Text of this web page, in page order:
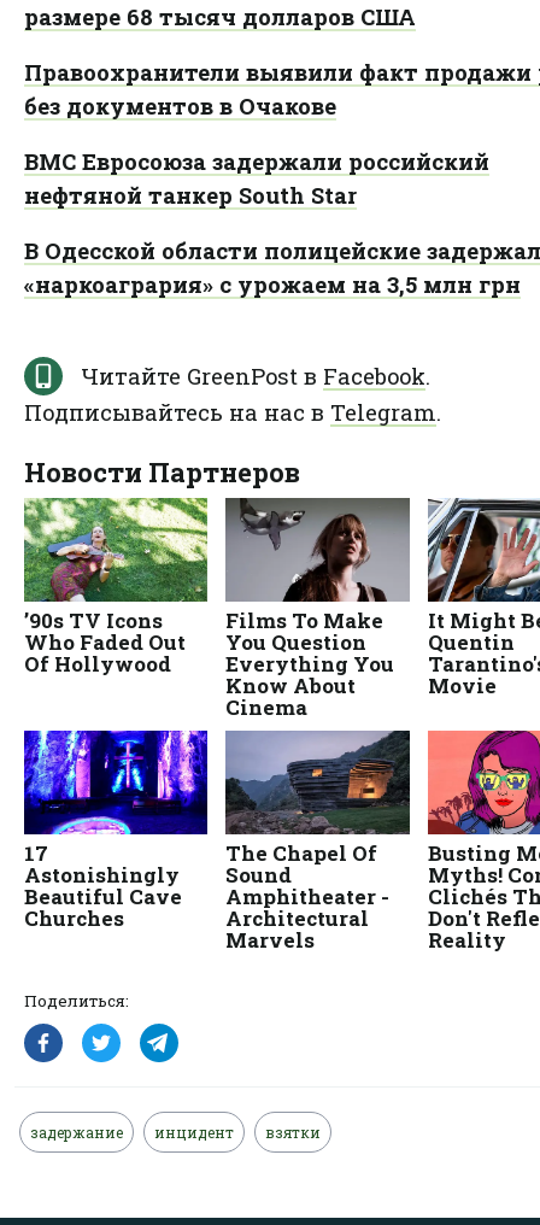
Поделиться:
задержание инцидент взятки
размере 68 тысяч долларов США
Правоохранители выявили факт
без документов в Очакове
ВМС Евросоюза задержали российский
нефтяной танкер South Star
В Одесской области полицейские
«наркоагрария» с урожаем на 3,5 млн грн
Читайте GreenPost в Facebook.
Подписывайтесь на нас в Telegram.